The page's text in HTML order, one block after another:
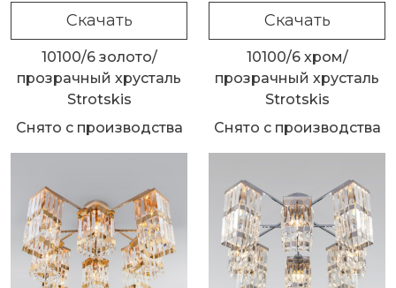
Скачать
10100/6 золото/
прозрачный хрусталь
Strotskis
Снято с производства
Скачать
10100/6 хром/
прозрачный хрусталь
Strotskis
Снято с производства